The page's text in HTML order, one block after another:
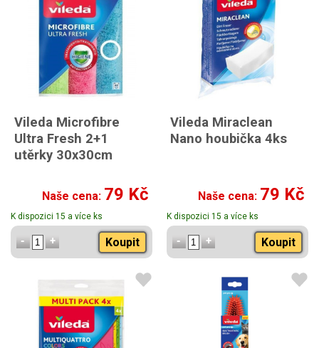
Vileda Microfibre
Ultra Fresh 2+1
utěrky 30x30cm
Naše cena: 79 Kč
K dispozici 15 a více ks
Koupit
Vileda Miraclean
Nano houbička 4ks
Naše cena: 79 Kč
K dispozici 15 a více ks
Koupit